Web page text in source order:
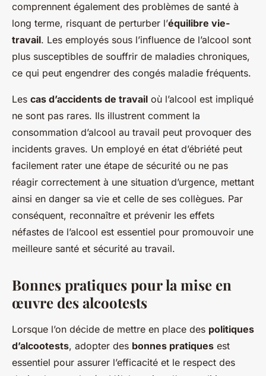
comprennent également des problèmes de santé à
long terme, risquant de perturber l’équilibre vie-
travail. Les employés sous l’influence de l’alcool sont
plus susceptibles de souffrir de maladies chroniques,
ce qui peut engendrer des congés maladie fréquents.
Les cas d’accidents de travail où l’alcool est impliqué
ne sont pas rares. Ils illustrent comment la
consommation d’alcool au travail peut provoquer des
incidents graves. Un employé en état d’ébriété peut
facilement rater une étape de sécurité ou ne pas
réagir correctement à une situation d’urgence, mettant
ainsi en danger sa vie et celle de ses collègues. Par
conséquent, reconnaître et prévenir les effets
néfastes de l’alcool est essentiel pour promouvoir une
meilleure santé et sécurité au travail.
Bonnes pratiques pour la mise en
œuvre des alcootests
Lorsque l’on décide de mettre en place des politiques
d’alcootests, adopter des bonnes pratiques est
essentiel pour assurer l’efficacité et le respect des